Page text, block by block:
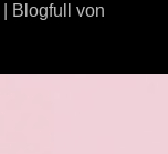
Blogfull
von